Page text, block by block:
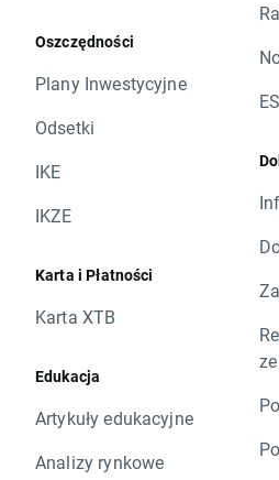
Oszczędności
Plany Inwestycyjne
Odsetki
IKE
IKZE
Karta i Płatności
Karta XTB
Edukacja
Artykuły edukacyjne
Analizy rynkowe